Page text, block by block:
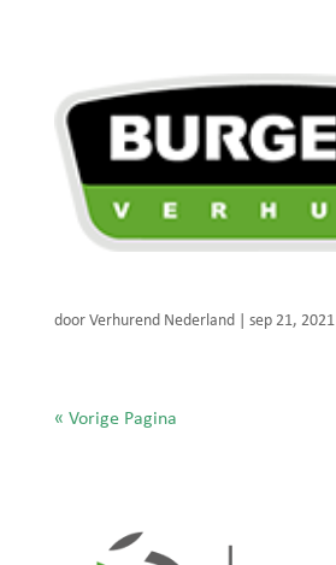
door Verhurend Nederland sep 21, 2021
« Vorige Pagina